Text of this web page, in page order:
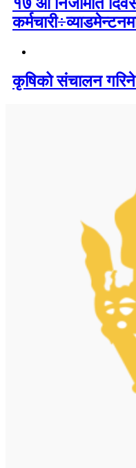
कृषिको संचालन